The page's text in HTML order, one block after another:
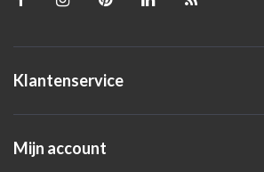
Klantenservice
Mijn account